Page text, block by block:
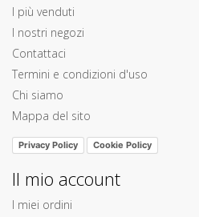
I più venduti
I nostri negozi
Contattaci
Termini e condizioni d'uso
Chi siamo
Mappa del sito
Privacy Policy Cookie Policy
Il mio account
I miei ordini